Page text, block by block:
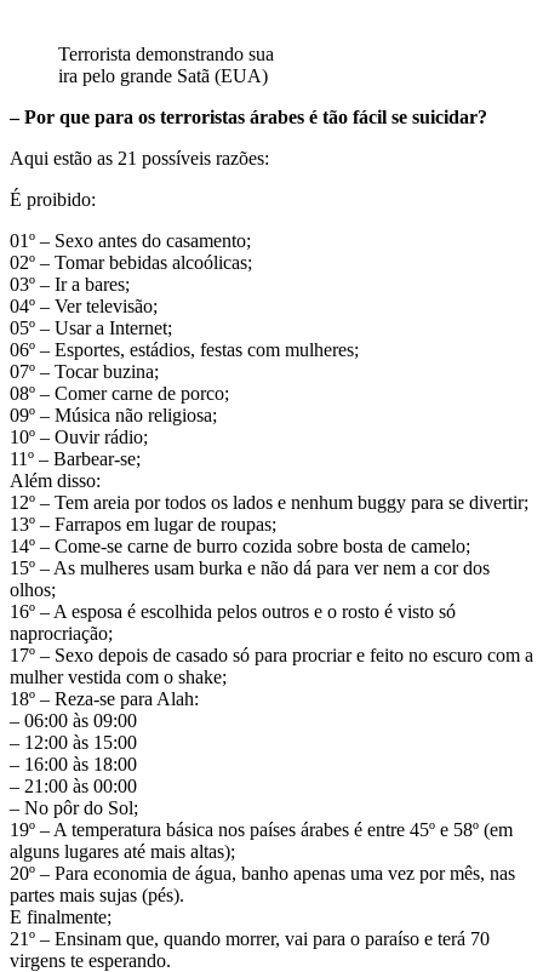
Terrorista demonstrando sua
ira pelo grande Satã (EUA)
– Por que para os terroristas árabes é tão fácil se suicidar?
Aqui estão as 21 possíveis razões:
É proibido:
01º – Sexo antes do casamento;
02º – Tomar bebidas alcoólicas;
03º – Ir a bares;
04º – Ver televisão;
05º – Usar a Internet;
06º – Esportes, estádios, festas com mulheres;
07º – Tocar buzina;
08º – Comer carne de porco;
09º – Música não religiosa;
10º – Ouvir rádio;
11º – Barbear-se;
Além disso:
12º – Tem areia por todos os lados e nenhum buggy para se divertir;
13º – Farrapos em lugar de roupas;
14º – Come-se carne de burro cozida sobre bosta de camelo;
15º – As mulheres usam burka e não dá para ver nem a cor dos
olhos;
16º – A esposa é escolhida pelos outros e o rosto é visto só
naprocriação;
17º – Sexo depois de casado só para procriar e feito no escuro com a
mulher vestida com o shake;
18º – Reza-se para Alah:
– 06:00 às 09:00
– 12:00 às 15:00
– 16:00 às 18:00
– 21:00 às 00:00
– No pôr do Sol;
19º – A temperatura básica nos países árabes é entre 45º e 58º (em
alguns lugares até mais altas);
20º – Para economia de água, banho apenas uma vez por mês, nas
partes mais sujas (pés).
E finalmente;
21º – Ensinam que, quando morrer, vai para o paraíso e terá 70
virgens te esperando.